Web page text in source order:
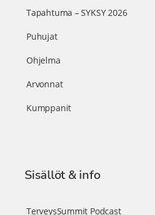
Tapahtuma – SYKSY 2026
Puhujat
Ohjelma
Arvonnat
Kumppanit
Sisällöt & info
TerveysSummit Podcast